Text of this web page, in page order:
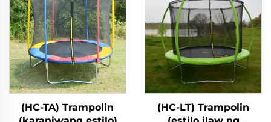
(HC-TA) Trampolin
(HC-LT) Trampolin